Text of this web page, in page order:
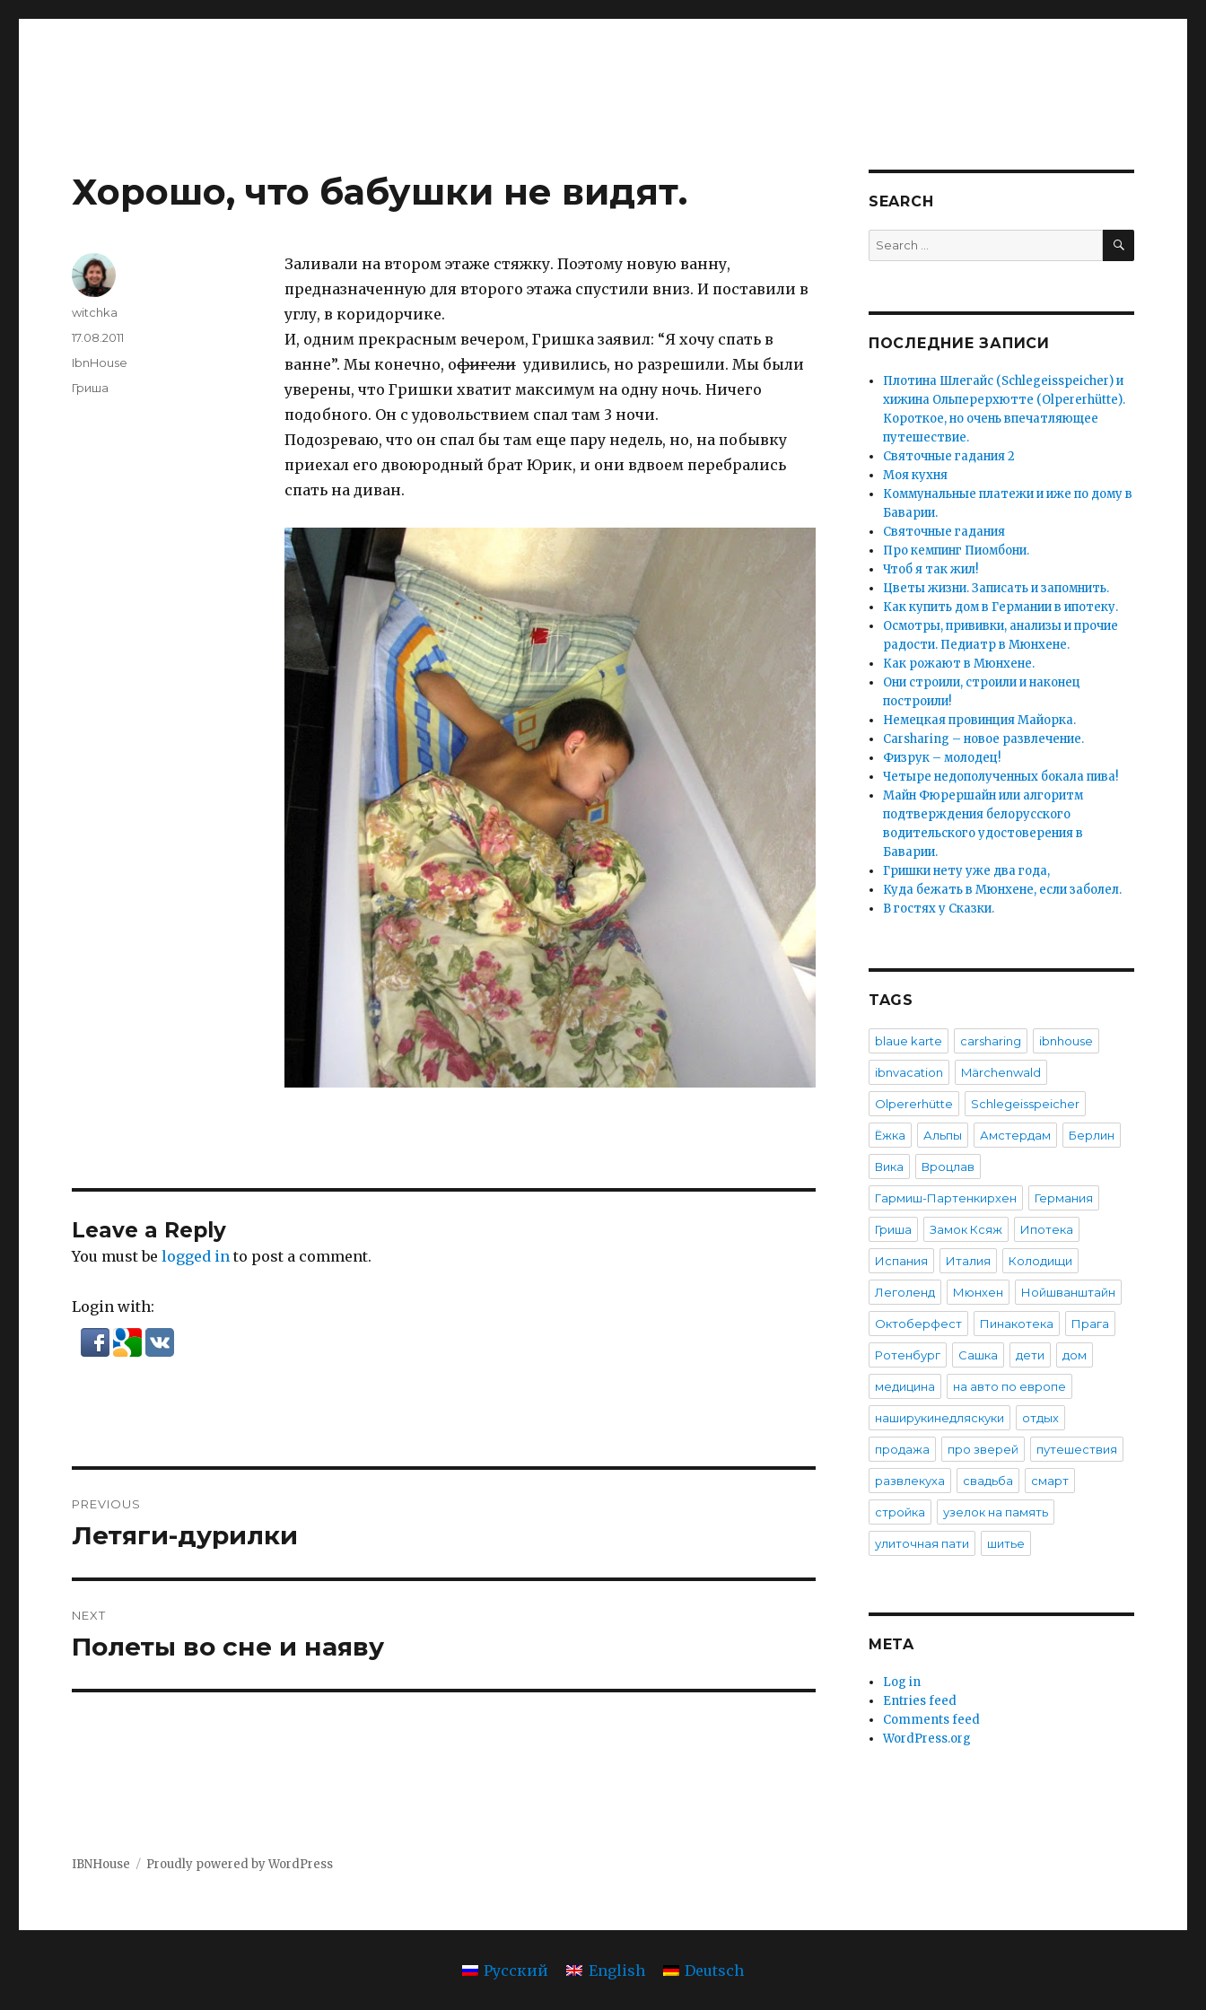
Хорошо, что бабушки не видят.
Заливали на втором этаже стяжку. Поэтому новую ванну,
предназначенную для второго этажа спустили вниз. И поставили в
углу, в коридорчике.
И, одним прекрасным вечером, Гришка заявил: “Я хочу спать в
ванне”. Мы конечно, офигелиудивились, но разрешили. Мы были
уверены, что Гришки хватит максимум на одну ночь. Ничего
подобного. Он с удовольствием спал там 3 ночи.
Подозреваю, что он спал бы там еще пару недель, но, на побывку
приехал его двоюродный брат Юрик, и они вдвоем перебрались
спать на диван.
Author
witchka
Posted
on
17.08.2011
Categories
IbnHouse
Tags
Гриша
Leave a Reply
You must belogged in to post a comment.
Login with:
navigation
PREVIOUS
Previous
Летяги-дурилки
NEXT
Next
Полеты во сне и наяву
SEARCH
Search
for:
SEARCH
ПОСЛЕДНИЕ ЗАПИСИ
Плотина Шлегайс (Schlegeisspeicher) и
хижина Ольперерхютте (Olpererhütte).
Короткое, но очень впечатляющее
путешествие.
Святочные гадания 2
Моя кухня
Коммунальные платежи и иже по дому в
Баварии.
Святочные гадания
Про кемпинг Пиомбони.
Чтоб я так жил!
Цветы жизни. Записать и запомнить.
Как купить дом в Германии в ипотеку.
Осмотры, прививки, анализы и прочие
радости. Педиатр в Мюнхене.
Как рожают в Мюнхене.
Они строили, строили и наконец
построили!
Немецкая провинция Майорка.
Carsharing – новое развлечение.
Физрук – молодец!
Четыре недополученных бокала пива!
Майн Фюрершайн или алгоритм
подтверждения белорусского
водительского удостоверения в
Баварии.
Гришки нету уже два года,
Куда бежать в Мюнхене, если заболел.
В гостях у Сказки.
TAGS
blaue karte carsharing ibnhouse
ibnvacation Märchenwald
Olpererhütte Schlegeisspeicher
Ёжка Альпы Амстердам Берлин
Вика Вроцлав
Гармиш-Партенкирхен Германия
Гриша Замок Ксяж Ипотека
Испания Италия Колодищи
Леголенд Мюнхен Нойшванштайн
Октоберфест Пинакотека Прага
Ротенбург Сашка дети дом
медицина на авто по европе
наширукинедляскуки отдых
продажа про зверей путешествия
развлекуха свадьба смарт
стройка узелок на память
улиточная пати шитье
META
Log in
Entries feed
Comments feed
WordPress.org
IBNHouse Proudly powered by WordPress
Русский English Deutsch